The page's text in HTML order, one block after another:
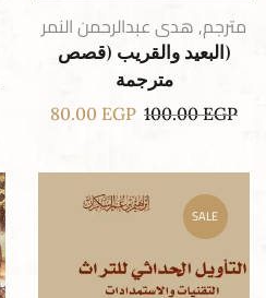
مترجم,هدى عبدالرحمن النمر
(البعيد والقريب (قصص
مترجمة
100.00EGP
80.00 EGP
SALE